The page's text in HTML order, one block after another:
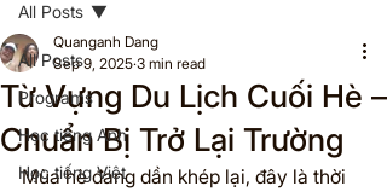
All Posts
Programs
Học tiếng Anh
Học tiếng Việt
All Posts
Từ Vựng Du Lịch Cuối Hè –
Chuẩn Bị Trở Lại Trường
Quanganh Dang
Sep 9, 2025 3 min read
Mùa hè đang dần khép lại, đây là thời